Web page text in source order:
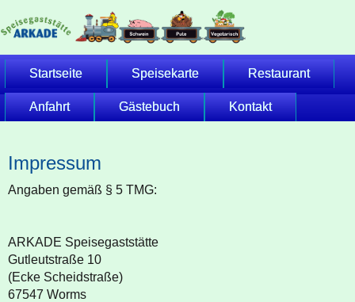
Startseite Speisekarte Restaurant
Anfahrt Gästebuch Kontakt
Impressum
Angaben gemäß § 5 TMG:
ARKADE Speisegaststätte
Gutleutstraße 10
(Ecke Scheidstraße)
67547 Worms